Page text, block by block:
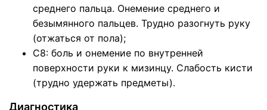
среднего пальца. Онемение среднего и
безымянного пальцев. Трудно разогнуть руку
(отжаться от пола);
С8: боль и онемение по внутренней
поверхности руки к мизинцу. Слабость кисти
(трудно удержать предметы).
Диагностика